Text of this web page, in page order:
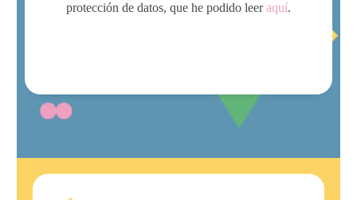
protección de datos, que he podido leeraquí.